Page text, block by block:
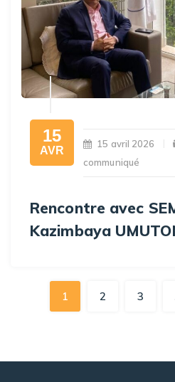
15
AVR
15 avril 2026
communiqué
Rencontre avec
Kazimbaya
1 2 3